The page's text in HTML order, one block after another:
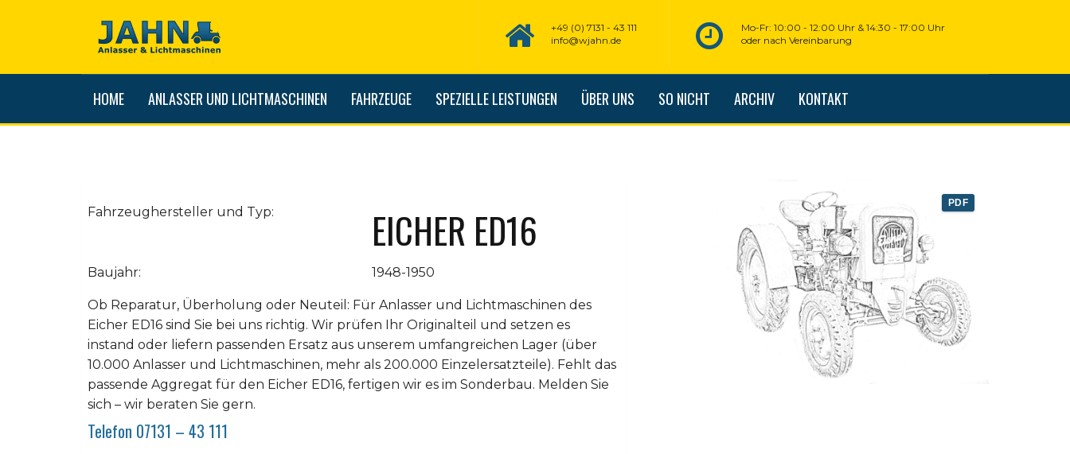
Mo-Fr: 10:00 - 12:00 Uhr & 14:30 - 17:00 Uhr
oder nach Vereinbarung
+49 (0) 7131 - 43 111
info@wjahn.de
HOME ANLASSER UND LICHTMASCHINEN FAHRZEUGE SPEZIELLE LEISTUNGEN ÜBER UNS SO NICHT ARCHIV KONTAKT
PDF
Fahrzeughersteller und Typ: EICHER ED16
Baujahr: 1948-1950
Ob Reparatur, Überholung oder Neuteil: Für Anlasser und Lichtmaschinen des
Eicher ED16 sind Sie bei uns richtig. Wir prüfen Ihr Originalteil und setzen es
instand oder liefern passenden Ersatz aus unserem umfangreichen Lager (über
10.000 Anlasser und Lichtmaschinen, mehr als 200.000 Einzelersatzteile). Fehlt das
passende Aggregat für den Eicher ED16, fertigen wir es im Sonderbau. Melden Sie
sich – wir beraten Sie gern.
Telefon 07131 – 43 111